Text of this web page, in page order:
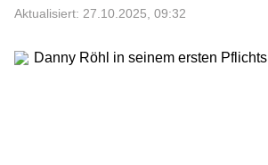
Aktualisiert: 27.10.2025, 09:32